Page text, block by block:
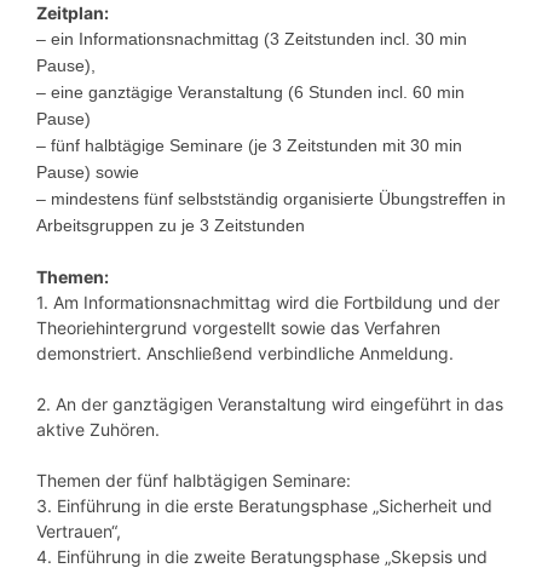
Zeitplan:
– ein Informationsnachmittag (3 Zeitstunden incl. 30 min
Pause),
– eine ganztägige Veranstaltung (6 Stunden incl. 60 min
Pause)
– fünf halbtägige Seminare (je 3 Zeitstunden mit 30 min
Pause) sowie
– mindestens fünf selbstständig organisierte Übungstreffen in
Arbeitsgruppen zu je 3 Zeitstunden
Themen:
1. Am Informationsnachmittag wird die Fortbildung und der
Theoriehintergrund vorgestellt sowie das Verfahren
demonstriert. Anschließend verbindliche Anmeldung.
2. An der ganztägigen Veranstaltung wird eingeführt in das
aktive Zuhören.
Themen der fünf halbtägigen Seminare:
3. Einführung in die erste Beratungsphase „Sicherheit und
Vertrauen“,
4. Einführung in die zweite Beratungsphase „Skepsis und